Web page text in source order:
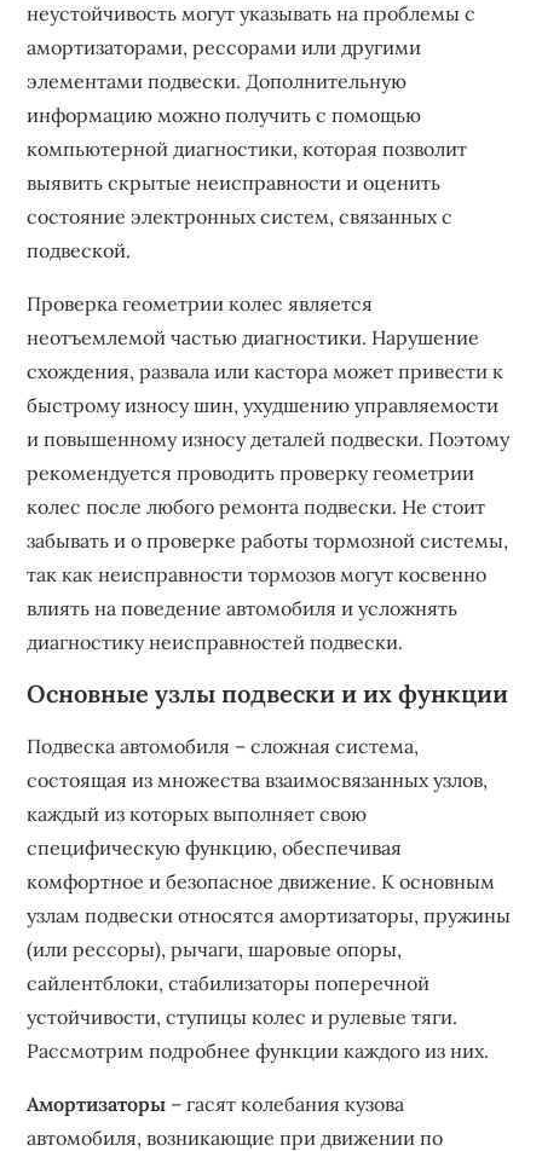
неустойчивость могут указывать на проблемы с
амортизаторами‚ рессорами или другими
элементами подвески. Дополнительную
информацию можно получить с помощью
компьютерной диагностики‚ которая позволит
выявить скрытые неисправности и оценить
состояние электронных систем‚ связанных с
подвеской.
Проверка геометрии колес является
неотъемлемой частью диагностики. Нарушение
схождения‚ развала или кастора может привести к
быстрому износу шин‚ ухудшению управляемости
и повышенному износу деталей подвески. Поэтому
рекомендуется проводить проверку геометрии
колес после любого ремонта подвески. Не стоит
забывать и о проверке работы тормозной системы‚
так как неисправности тормозов могут косвенно
влиять на поведение автомобиля и усложнять
диагностику неисправностей подвески.
Основные узлы подвески и их функции
Подвеска автомобиля – сложная система‚
состоящая из множества взаимосвязанных узлов‚
каждый из которых выполняет свою
специфическую функцию‚ обеспечивая
комфортное и безопасное движение. К основным
узлам подвески относятся амортизаторы‚ пружины
(или рессоры)‚ рычаги‚ шаровые опоры‚
сайлентблоки‚ стабилизаторы поперечной
устойчивости‚ ступицы колес и рулевые тяги.
Рассмотрим подробнее функции каждого из них.
Амортизаторы – гасят колебания кузова
автомобиля‚ возникающие при движении по